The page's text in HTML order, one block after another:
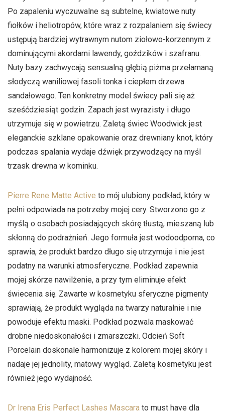
Po zapaleniu wyczuwalne są subtelne, kwiatowe nuty
fiołków i heliotropów, które wraz z rozpalaniem się świecy
ustępują bardziej wytrawnym nutom ziołowo-korzennym z
dominującymi akordami lawendy, goździków i szafranu.
Nuty bazy zachwycają sensualną głębią piżma przełamaną
słodyczą waniliowej fasoli tonka i ciepłem drzewa
sandałowego. Ten konkretny model świecy pali się aż
sześćdziesiąt godzin. Zapach jest wyrazisty i długo
utrzymuje się w powietrzu. Zaletą świec Woodwick jest
eleganckie szklane opakowanie oraz drewniany knot, który
podczas spalania wydaje dźwięk przywodzący na myśl
trzask drewna w kominku.
Pierre Rene Matte Active to mój ulubiony podkład, który w
pełni odpowiada na potrzeby mojej cery. Stworzono go z
myślą o osobach posiadających skórę tłustą, mieszaną lub
skłonną do podrażnień. Jego formuła jest wodoodporna, co
sprawia, że produkt bardzo długo się utrzymuje i nie jest
podatny na warunki atmosferyczne. Podkład zapewnia
mojej skórze nawilżenie, a przy tym eliminuje efekt
świecenia się. Zawarte w kosmetyku sferyczne pigmenty
sprawiają, że produkt wygląda na twarzy naturalnie i nie
powoduje efektu maski. Podkład pozwala maskować
drobne niedoskonałości i zmarszczki. Odcień Soft
Porcelain doskonale harmonizuje z kolorem mojej skóry i
nadaje jej jednolity, matowy wygląd. Zaletą kosmetyku jest
również jego wydajność.
Dr Irena Eris Perfect Lashes Mascara to must have dla